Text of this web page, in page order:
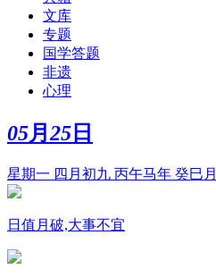
文库
专题
国学答题
非遗
心理
05月 25 日
星期一 四月初九 丙午马年 癸巳
日值月破,大事不宜